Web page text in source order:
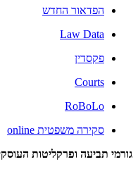
הפדאור החדש
Law Data
פקסדין
Courts
RoBoLo
סקירה משפטית online
גורמי תביעה ופרקליטות